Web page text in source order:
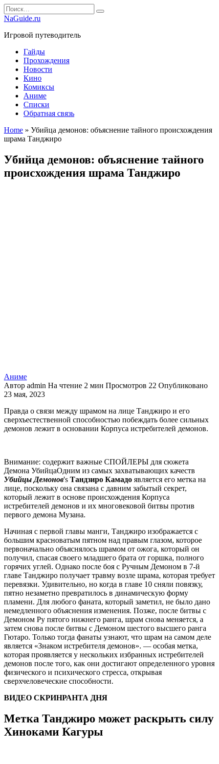
Перейти
к
Search
for:
NaGuide.ru
Игровой путеводитель
Гайды
Прохождения
Новости
Кино
Комиксы
Аниме
Списки
Обратная связь
Home » Убийца демонов: объяснение тайного происхождения
шрама Танджиро
Убийца демонов: объяснение тайного
происхождения шрама Танджиро
Аниме
Автор admin На чтение 2 мин Просмотров 22 Опубликовано
23 мая, 2023
Правда о связи между шрамом на лице Танджиро и его
сверхъестественной способностью побеждать более сильных
демонов лежит в основании Корпуса истребителей демонов.
Внимание: содержит важные СПОЙЛЕРЫ для сюжета
Демона УбийцаОдним из самых захватывающих качеств
Убийцы Демонов's Тандзиро Камадо является его метка на
лице, поскольку она связана с давним забытый секрет,
который лежит в основе происхождения Корпуса
истребителей демонов и их многовековой битвы против
первого демона Музана.
Начиная с первой главы манги, Танджиро изображается с
большим красноватым пятном над правым глазом, которое
первоначально объяснялось шрамом от ожога, который он
получил, спасая своего младшего брата от горшка, полного
горячих углей. Однако после боя с Ручным Демоном в 7-й
главе Танджиро получает травму возле шрама, которая требует
перевязки. Удивительно, но когда в главе 10 сняли повязку,
пятно незаметно превратилось в динамическую форму
пламени. Для любого фаната, который заметил, не было дано
немедленного объяснения изменения. Позже, после битвы с
Демоном Ру пятого нижнего ранга, шрам снова меняется, а
затем снова после битвы с Демоном шестого высшего ранга
Гютаро. Только тогда фанаты узнают, что шрам на самом деле
является «Знаком истребителя демонов». — особая метка,
которая проявляется у нескольких избранных истребителей
демонов после того, как они достигают определенного уровня
физического и психического стресса, открывая
сверхчеловеческие способности.
ВИДЕО СКРИНРАНТА ДНЯ
Метка Танджиро может раскрыть силу
Хиноками Кагуры